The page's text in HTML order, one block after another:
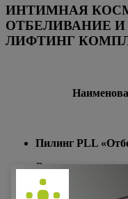
ИНТИМНАЯ
ОТБЕЛИВАНИЕ И
ЛИФТИНГ
Пилинг PLL
Восстанавливает
отбеливает.
улучшает